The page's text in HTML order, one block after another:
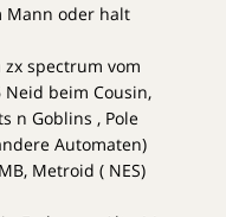
Mann oder halt
zx spectrum vom
beim Cousin,
n Goblins , Pole
Automaten)
Metroid ( NES)